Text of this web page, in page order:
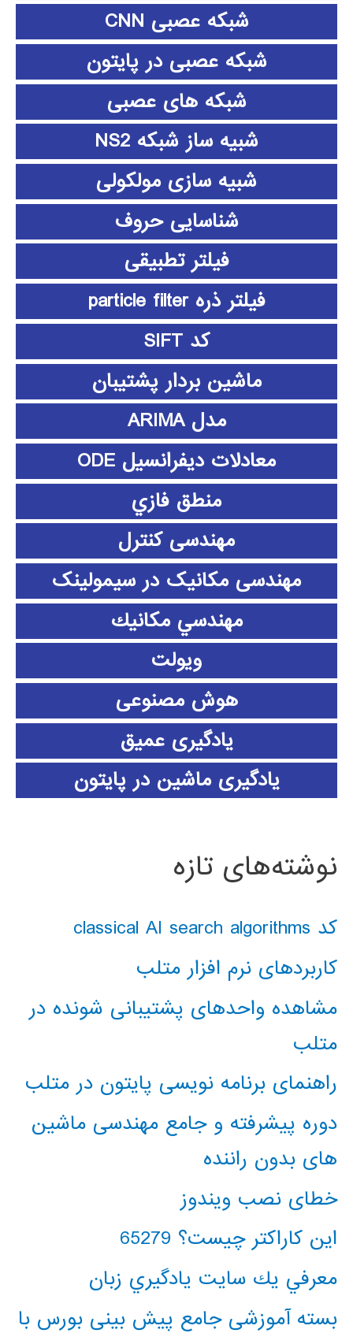
شبکه عصبی CNN
شبکه عصبی در پایتون
شبکه های عصبی
شبیه ساز شبکه NS2
شبیه سازی مولکولی
شناسایی حروف
فیلتر تطبیقی
فیلتر ذره particle filter
کد SIFT
ماشین بردار پشتیبان
مدل ARIMA
معادلات دیفرانسیل ODE
منطق فازي
مهندسی کنترل
مهندسی مکانیک در سیمولینک
مهندسي مكانيك
ویولت
هوش مصنوعی
یادگیری عمیق
یادگیری ماشین در پایتون
نوشته‌های تازه
کد classical AI search algorithms
کاربردهای نرم افزار متلب
مشاهده واحدهای پشتیبانی شونده در
متلب
راهنمای برنامه نویسی پایتون در متلب
دوره پیشرفته و جامع مهندسی ماشین
های بدون راننده
خطای نصب ویندوز
این کاراکتر چیست؟ 65279
معرفي يك سايت يادگيري زبان
بسته آموزشی جامع پیش بینی بورس با